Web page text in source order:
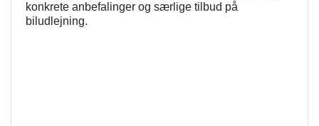
konkrete anbefalinger og særlige tilbud på
biludlejning.